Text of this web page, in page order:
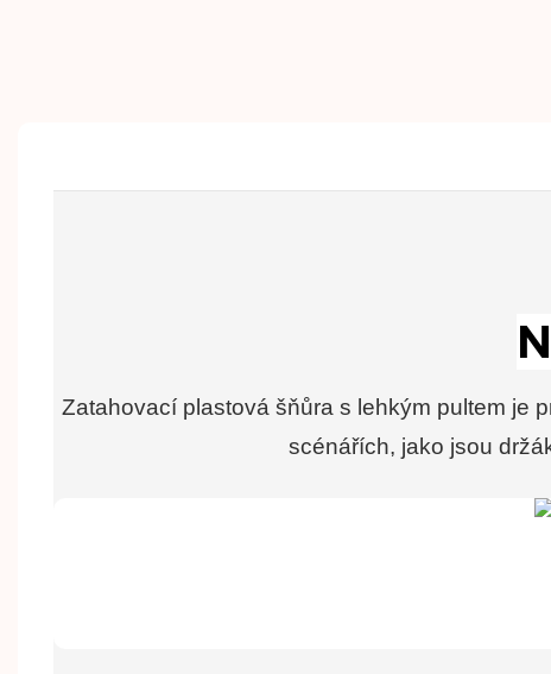
Zatahovací plastová šňůra s lehkým pultem je
scénářích, jako jsou